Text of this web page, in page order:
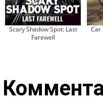
Scary Shadow Spot: Last
Farewell
Car